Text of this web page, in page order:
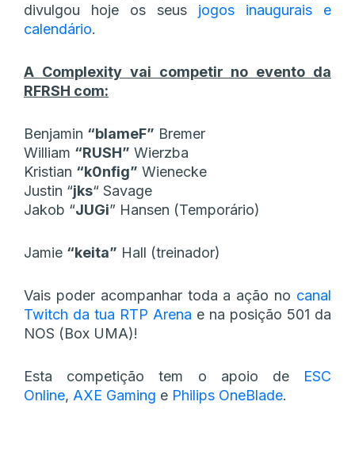
divulgou hoje os seus jogos inaugurais e
calendário.
A Complexity vai competir no evento da
RFRSH com:
Benjamin “blameF” Bremer
William “RUSH” Wierzba
Kristian “k0nfig” Wienecke
Justin “⁠jks⁠“ Savage
Jakob “JUGi” Hansen (Temporário)
Jamie “keita” Hall (treinador)
Vais poder acompanhar toda a ação no canal
Twitch da tua RTP Arena e na posição 501 da
NOS (Box UMA)!
Esta competição tem o apoio de ESC
Online, AXE Gaming e Philips OneBlade.